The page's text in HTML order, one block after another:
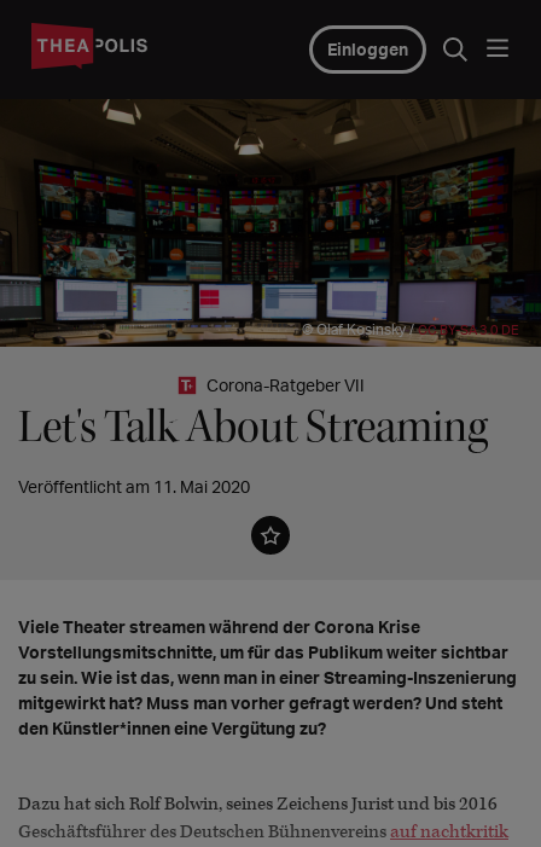
Einloggen
© Olaf Kosinsky /CC BY-SA 3.0 DE
Corona-Ratgeber VII
Let's Talk About Streaming
Veröffentlicht am 11. Mai 2020
Viele Theater streamen während der Corona Krise
Vorstellungsmitschnitte, um für das Publikum weiter sichtbar
zu sein. Wie ist das, wenn man in einer Streaming-Inszenierung
mitgewirkt hat? Muss man vorher gefragt werden? Und steht
den Künstler*innen eine Vergütung zu?
Dazu hat sich Rolf Bolwin, seines Zeichens Jurist und bis 2016
Geschäftsführer des Deutschen Bühnenvereinsauf nachtkritik